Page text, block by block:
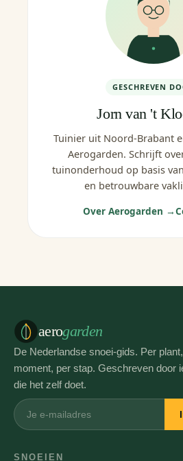
GESCHREVEN
Jorn van 't
Tuinier uit Noord-Brabant
Aerogarden. Schrijft
tuinonderhoud op basis
en betrouwbare
Over Aerogarden →
aerogarden
De Nederlandse snoei-gids. Per
moment, per stap. Geschreven door
die het zelf doet.
SNOEIEN